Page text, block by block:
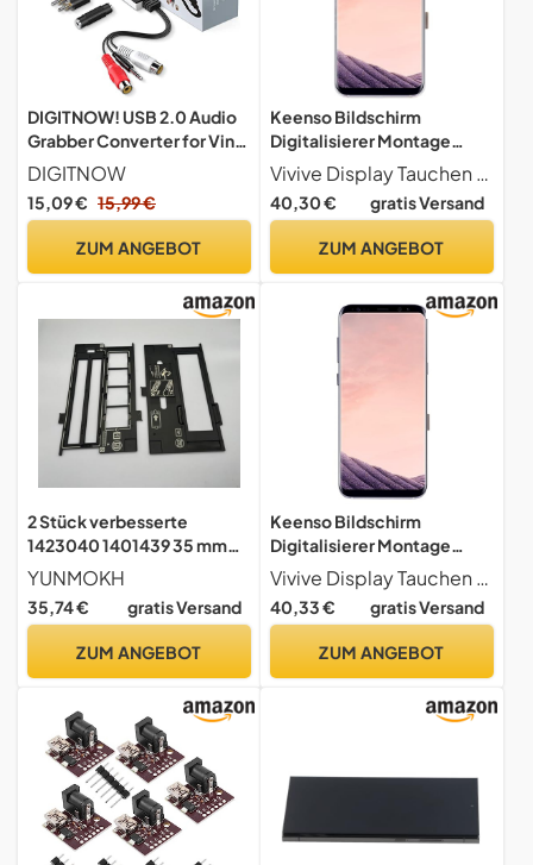
DIGITNOW! USB 2.0 Audio
Grabber Converter for Vinyl
Cassette to Digital MP3
Converter Support for Mac
and Windows 10/8.1/8/7 /
DIGITNOW
15,09 € 15,99 €
ZUM ANGEBOT
Keenso Bildschirm
Digitalisierer Montage
Ersatz (Gold)
Vivive Display Tauchen Sie in streikende Bilder durch, indem der S8 Plus diesen Bildschirm ersetzt. Hohe Helligkeit, 3D -Touch -Funktion und lebendige Farben bieten ein erweitertes Überwachungserlebnis.
40,30 € gratis Versand
ZUM ANGEBOT
2 Stück verbesserte
1423040 1401439 35 mm
Negative, Slide & 120, 220,
620 Halter Filmführung für
Perfection V500 V550
YUNMOKH
35,74 € gratis Versand
ZUM ANGEBOT
Keenso Bildschirm
Digitalisierer Montage
Ersatz (Black)
Vivive Display Tauchen Sie in streikende Bilder durch, indem der S8 Plus diesen Bildschirm ersetzt. Hohe Helligkeit, 3D -Touch -Funktion und lebendige Farben bieten ein erweitertes Überwachungserlebnis.
40,33 € gratis Versand
ZUM ANGEBOT